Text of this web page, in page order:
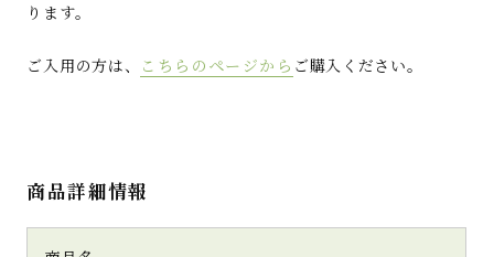
ります。
ご入用の方は、 こちらのページから ご購入ください。
商品詳細情報